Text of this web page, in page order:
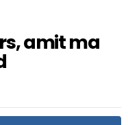
amit ma